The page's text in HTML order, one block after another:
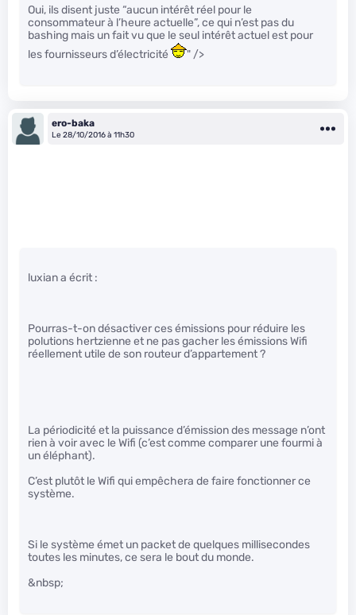
Oui, ils disent juste “aucun intérêt réel pour le
consommateur à l’heure actuelle”, ce qui n’est pas du
bashing mais un fait vu que le seul intérêt actuel est pour
les fournisseurs d’électricité
" />
ero-baka
Le 28/10/2016 à 11h30
luxian a écrit :
Pourras-t-on désactiver ces émissions pour réduire les
polutions hertzienne et ne pas gacher les émissions Wifi
réellement utile de son routeur d’appartement ?
La périodicité et la puissance d’émission des message n’ont
rien à voir avec le Wifi (c’est comme comparer une fourmi à
un éléphant).
C’est plutôt le Wifi qui empêchera de faire fonctionner ce
système.
Si le système émet un packet de quelques millisecondes
toutes les minutes, ce sera le bout du monde.
&nbsp;